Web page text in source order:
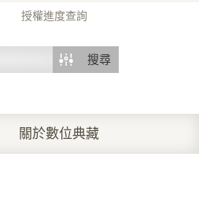
授權進度查詢
搜尋
關於數位典藏